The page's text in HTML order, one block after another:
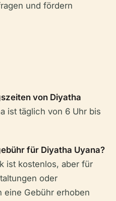
und fördern
von Diyatha
ist täglich von 6 Uhr bis
für Diyatha Uyana?
ist kostenlos, aber für
oder
eine Gebühr erhoben